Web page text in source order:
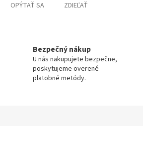
OPÝTAŤ SA ZDIEĽAŤ
Bezpečný nákup
U nás nakupujete bezpečne,
poskytujeme overené
platobné metódy.